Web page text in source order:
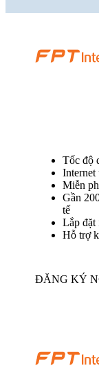
Tốc độ
Internet
Miễn
Gần
tế
Lắp đặt
Hỗ trợ
ĐĂNG KÝ